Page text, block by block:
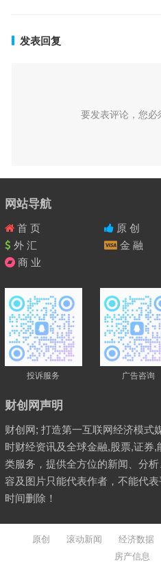
发表回复
要发表评论，您必
网站导航
首 页 原 创
外 汇
金 融
商 业
投诉服务 广告咨询
财创网声明
财创网; 打造第一互联网经济模式
时财经资讯及全球金融,股票,证券
类服务，提供全方位的新闻、分
容及图片只能代表作者，不能代
时间删除！
原创 滚动新闻 经济数据
房产信息